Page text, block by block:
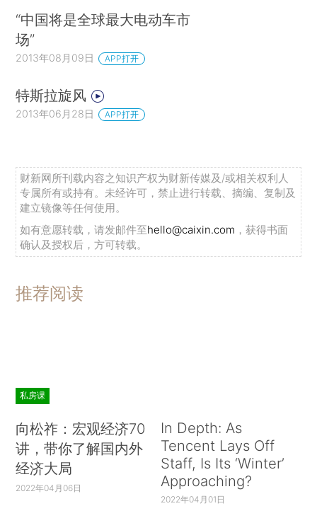
“中国将是全球最大电动车市
场”
2013年08月09日 APP打开
特斯拉旋风
2013年06月28日 APP打开
财新网所刊载内容之知识产权为财新传媒及/或相关权利人
专属所有或持有。未经许可，禁止进行转载、摘编、复制及
建立镜像等任何使用。
如有意愿转载，请发邮件至hello@caixin.com ，获得书面
确认及授权后，方可转载。
推荐阅读
私房课
向松祚：宏观经济70
讲，带你了解国内外
经济大局
2022年04月06日
In Depth: As
Tencent Lays Off
Staff, Is Its ‘Winter’
Approaching?
2022年04月01日